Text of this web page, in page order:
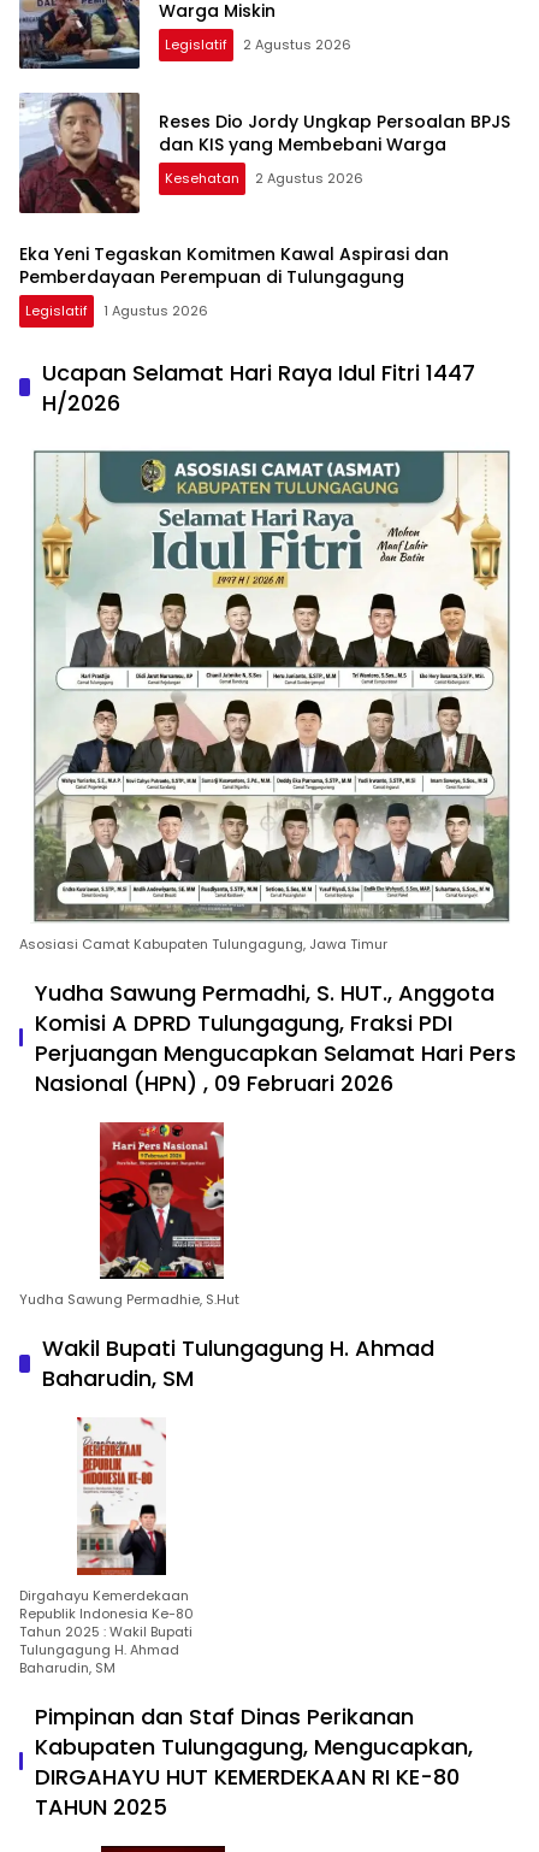
Warga Miskin
Legislatif 2 Agustus 2026
Reses Dio Jordy Ungkap Persoalan BPJS
dan KIS yang Membebani Warga
Kesehatan 2 Agustus 2026
Eka Yeni Tegaskan Komitmen Kawal Aspirasi dan
Pemberdayaan Perempuan di Tulungagung
Legislatif 1 Agustus 2026
Ucapan Selamat Hari Raya Idul Fitri 1447
H/2026
Asosiasi Camat Kabupaten Tulungagung, Jawa Timur
Yudha Sawung Permadhi, S. HUT., Anggota
Komisi A DPRD Tulungagung, Fraksi PDI
Perjuangan Mengucapkan Selamat Hari Pers
Nasional (HPN) , 09 Februari 2026
Yudha Sawung Permadhie, S.Hut
Wakil Bupati Tulungagung H. Ahmad
Baharudin, SM
Dirgahayu Kemerdekaan
Republik Indonesia Ke-80
Tahun 2025 : Wakil Bupati
Tulungagung H. Ahmad
Baharudin, SM
Pimpinan dan Staf Dinas Perikanan
Kabupaten Tulungagung, Mengucapkan,
DIRGAHAYU HUT KEMERDEKAAN RI KE-80
TAHUN 2025